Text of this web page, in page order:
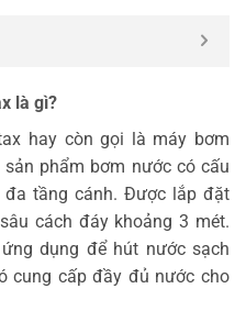
là gì?
hay còn gọi là máy bơm
phẩm bơm nước có cấu
tầng cánh. Được lắp đặt
cách đáy khoảng 3 mét.
dụng để hút nước sạch
cung cấp đầy đủ nước cho